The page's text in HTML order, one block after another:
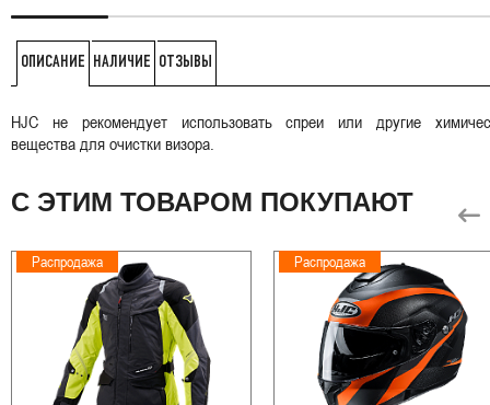
ОПИСАНИЕ НАЛИЧИЕ ОТЗЫВЫ
HJC не рекомендует использовать спреи или другие
вещества для очистки визора.
С ЭТИМ ТОВАРОМ ПОКУПАЮТ
Распродажа Распродажа